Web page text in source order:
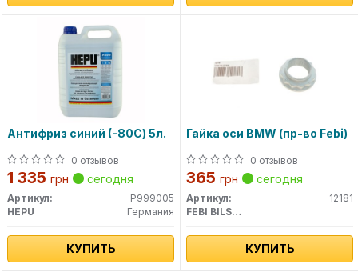
Антифриз синий (-80С) 5л.
0 отзывов
1 335 грн сегодня
Артикул:
P999005
HEPU
Германия
КУПИТЬ
Гайка оси BMW (пр-во Febi)
0 отзывов
365 грн сегодня
Артикул:
12181
FEBI BILSTEIN
КУПИТЬ